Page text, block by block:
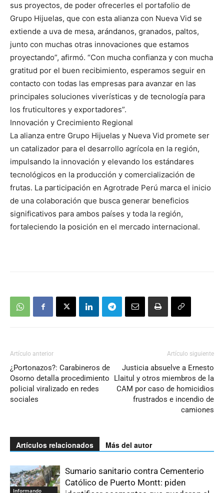
sus proyectos, de poder ofrecerles el portafolio de
Grupo Hijuelas, que con esta alianza con Nueva Vid se
extiende a uva de mesa, arándanos, granados, paltos,
junto con muchas otras innovaciones que estamos
proyectando”, afirmó. “Con mucha confianza y con mucha
gratitud por el buen recibimiento, esperamos seguir en
contacto con todas las empresas para avanzar en las
principales soluciones viverísticas y de tecnología para
los fruticultores y exportadores”.
Innovación y Crecimiento Regional
La alianza entre Grupo Hijuelas y Nueva Vid promete ser
un catalizador para el desarrollo agrícola en la región,
impulsando la innovación y elevando los estándares
tecnológicos en la producción y comercialización de
frutas. La participación en Agrotrade Perú marca el inicio
de una colaboración que busca generar beneficios
significativos para ambos países y toda la región,
fortaleciendo la posición en el mercado internacional.
Artículo anterior
¿Portonazos?: Carabineros de
Osorno detalla procedimiento
policial viralizado en redes
sociales
Artículo siguiente
Justicia absuelve a Ernesto
Llaitul y otros miembros de la
CAM por caso de homicidios
frustrados e incendio de
camiones
Artículos relacionados Más del autor
Informando
Sumario sanitario contra Cementerio
Católico de Puerto Montt: piden